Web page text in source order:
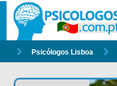
Psicólogos Lisboa